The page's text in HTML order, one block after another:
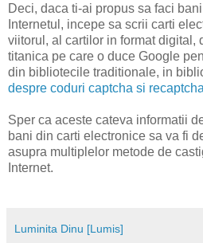
Deci, daca ti-ai propus sa faci
Internetul, incepe sa scrii carti
viitorul, al cartilor in format digital,
titanica pe care o duce Google
din bibliotecile traditionale, in
despre coduri captcha si recaptcha
Sper ca aceste cateva informatii
bani din carti electronice sa va fi
asupra multiplelor metode de
Internet.
Luminita Dinu [Lumis]